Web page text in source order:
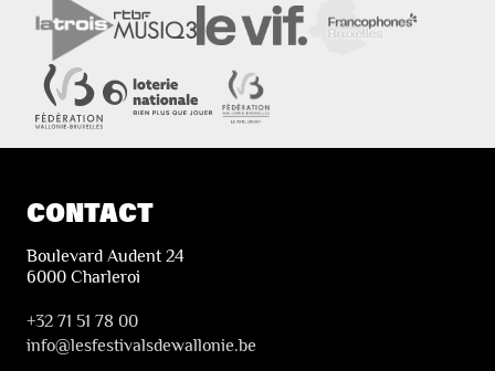
CONTACT
Boulevard Audent 24
6000 Charleroi
+32 71 51 78 00
info@lesfestivalsdewallonie.be